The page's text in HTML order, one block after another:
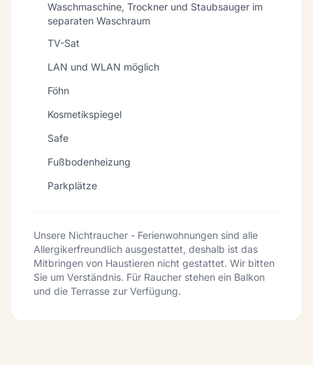
Waschmaschine, Trockner und Staubsauger im
separaten Waschraum
TV-Sat
LAN und WLAN möglich
Föhn
Kosmetikspiegel
Safe
Fußbodenheizung
Parkplätze
Unsere Nichtraucher - Ferienwohnungen sind alle
Allergikerfreundlich ausgestattet, deshalb ist das
Mitbringen von Haustieren nicht gestattet. Wir bitten
Sie um Verständnis. Für Raucher stehen ein Balkon
und die Terrasse zur Verfügung.